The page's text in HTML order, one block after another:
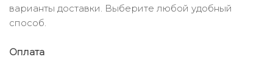
варианты доставки. Выберите любой удобный
способ.
Оплата